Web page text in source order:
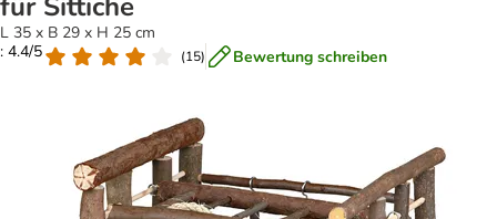
L 35 x B 29 x H 25 cm
: 4.4/5
(15) Bewertung schreiben